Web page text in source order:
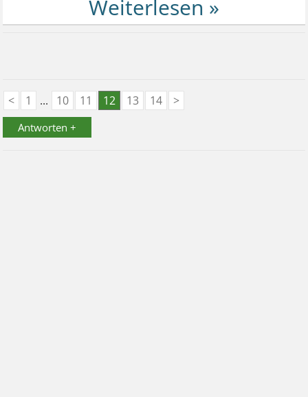
< 1 ... 10 11 12 13 14 >
Antworten +